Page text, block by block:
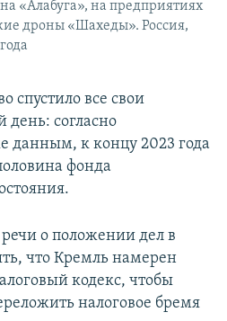
«Алабуга», на предприятиях
дроны «Шахеды». Россия,
спустило все свои
согласно
данным, к концу 2023 года
фонда
о положении дел в
что Кремль намерен
кодекс, чтобы
налоговое бремя